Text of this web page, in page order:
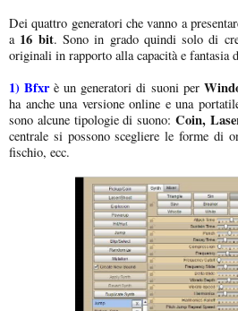
Dei quattro generatori che vanno a
a 16 bit. Sono in grado quindi solo di
originali in rapporto alla capacità e
1)Bfxrè un generatori di suoni per
ha anche una versione online e una
sono alcune tipologie di suono: Coin,
centrale si possono scegliere le forme di
fischio, ecc.